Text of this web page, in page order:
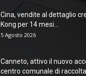
Cina, vendite al dettaglio
Kong per 14 mesi...
5 Agosto 2026
Canneto, attivo il nuovo
centro comunale di